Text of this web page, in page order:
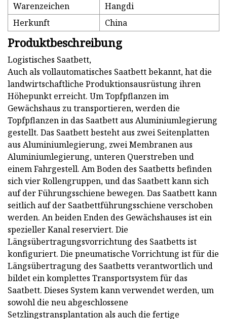
Warenzeichen
Hangdi
Herkunft
China
Produktbeschreibung
Logistisches Saatbett,
Auch als vollautomatisches Saatbett bekannt, hat die
landwirtschaftliche Produktionsausrüstung ihren
Höhepunkt erreicht. Um Topfpflanzen im
Gewächshaus zu transportieren, werden die
Topfpflanzen in das Saatbett aus Aluminiumlegierung
gestellt. Das Saatbett besteht aus zwei Seitenplatten
aus Aluminiumlegierung, zwei Membranen aus
Aluminiumlegierung, unteren Querstreben und
einem Fahrgestell. Am Boden des Saatbetts befinden
sich vier Rollengruppen, und das Saatbett kann sich
auf der Führungsschiene bewegen. Das Saatbett kann
seitlich auf der Saatbettführungsschiene verschoben
werden. An beiden Enden des Gewächshauses ist ein
spezieller Kanal reserviert. Die
Längsübertragungsvorrichtung des Saatbetts ist
konfiguriert. Die pneumatische Vorrichtung ist für die
Längsübertragung des Saatbetts verantwortlich und
bildet ein komplettes Transportsystem für das
Saatbett. Dieses System kann verwendet werden, um
sowohl die neu abgeschlossene
Setzlingstransplantation als auch die fertige